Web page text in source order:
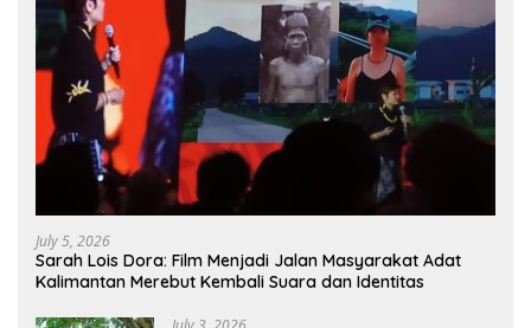
July 5, 2026
Sarah Lois Dora: Film Menjadi Jalan Masyarakat Adat
Kalimantan Merebut Kembali Suara dan Identitas